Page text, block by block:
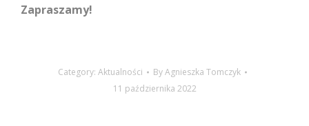
Zapraszamy!
Category: Aktualności ByAgnieszka Tomczyk
11 października 2022